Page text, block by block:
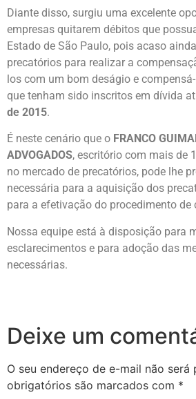
Diante disso, surgiu uma excelente
empresas quitarem débitos que
Estado de São Paulo, pois acaso
precatórios para realizar a
los com um bom deságio e
que tenham sido inscritos em dívida
de 2015.
É neste cenário que o FRANCO
ADVOGADOS, escritório com mais de
no mercado de precatórios, pode lhe
necessária para a aquisição dos
para a efetivação do procedimento de
Nossa equipe está à disposição para
esclarecimentos e para adoção das
necessárias.
Deixe um
O seu endereço de e-mail não será
obrigatórios são marcados com *